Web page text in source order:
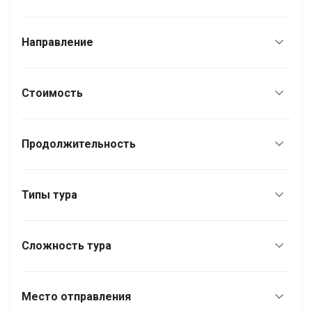
Направление
Стоимость
Продолжительность
Типы тура
Сложность тура
Место отправления